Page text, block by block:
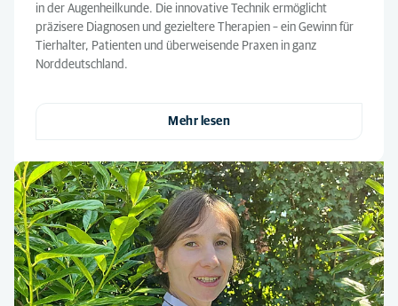
in der Augenheilkunde. Die innovative Technik ermöglicht
präzisere Diagnosen und gezieltere Therapien – ein Gewinn für
Tierhalter, Patienten und überweisende Praxen in ganz
Norddeutschland.
Mehr lesen